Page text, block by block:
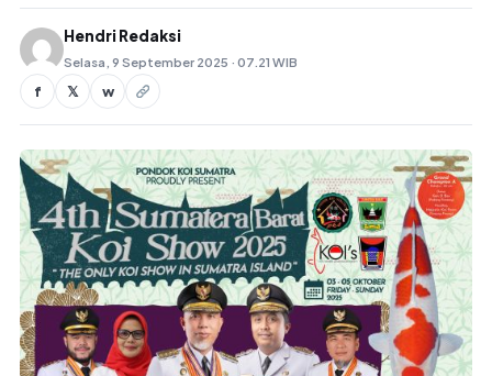
Hendri Redaksi
Selasa, 9 September 2025 · 07.21 WIB
f 𝕏 w